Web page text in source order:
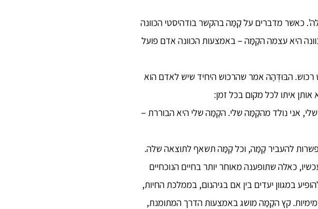
כאשר מדברים על קַמַּה בהקשר בודהיסטי הכוונה
היא עצמה הקַמַּה – באמצעות הכוונה אדם פועל
הבּוּדְּהַה אמר שהרכוש היחיד שיש לאדם הוא
איתו לכל מקום בכל זמן:
אני נולד מהקַמַּה שלי. הקַמַּה שלי היא הבוררת –
להעביר קַמַּה, וכל קַמַּה תשאף לתוצאה שלה.
כאלה שתופענה מאוחר יותר בחיים הנוכחיים
במגוון יעדים בין אם בגיהנום, בממלכת החיות,
קץ הקַמַּה מושג באמצעות הדרך המתומנת,